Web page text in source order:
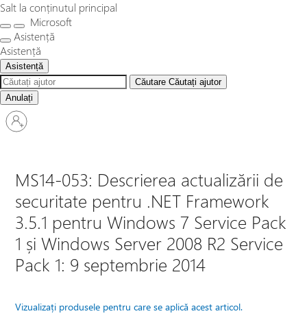
Salt la conținutul principal
Microsoft
Asistență
Asistență
Asistență
Căutare Căutați ajutor
Anulați
Conectați-
vă
MS14-053: Descrierea actualizării de
securitate pentru .NET Framework
3.5.1 pentru Windows 7 Service Pack
1 și Windows Server 2008 R2 Service
Pack 1: 9 septembrie 2014
Vizualizați produsele pentru care se aplică acest articol.